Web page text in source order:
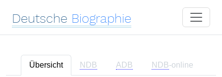
Deutsche Biographie
Übersicht NDB ADB NDB-online